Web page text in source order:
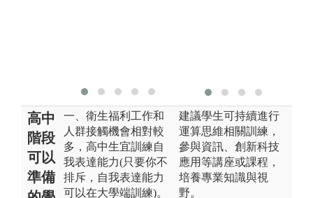
高中
階段
可以
準備
一、衛生福利工作和
人群接觸機會相對較
多，高中生宜訓練自
我表達能力(只要你不
排斥，自我表達能力
可以在大學端訓練)。
建議學生可持續進行
運算思維相關訓練，
參與資訊、創新科技
應用等講座或課程，
培養專業知識與視
野。